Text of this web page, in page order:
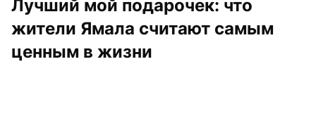
Лучший мой подарочек: что
жители Ямала считают самым
ценным в жизни